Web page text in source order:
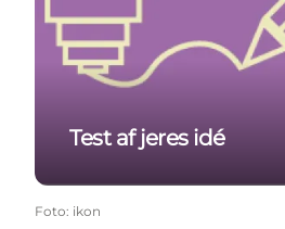
Test af jeres idé
Foto: ikon